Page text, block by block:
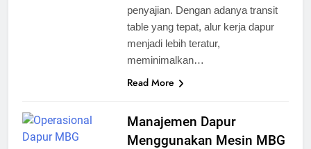
penyajian. Dengan adanya transit
table yang tepat, alur kerja dapur
menjadi lebih teratur,
meminimalkan…
Read More
Manajemen Dapur
Menggunakan Mesin MBG